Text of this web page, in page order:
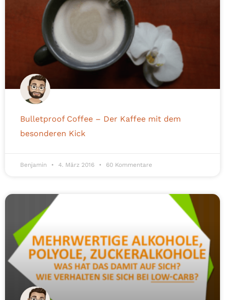
Bulletproof Coffee – Der Kaffee mit dem
besonderen Kick
Benjamin 4. März 2016 60 Kommentare